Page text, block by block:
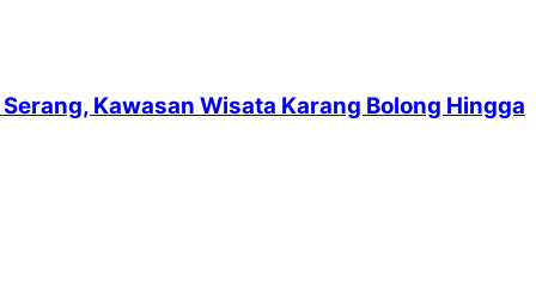
Kawasan Wisata Karang Bolong Hingga